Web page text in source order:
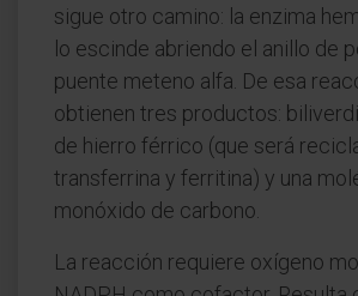
sigue otro camino: la enzima
lo escinde abriendo el anillo de
puente meteno alfa. De esa
obtienen tres productos:
de hierro férrico (que será
transferrina y ferritina) y una
monóxido de carbono.
La reacción requiere oxígeno